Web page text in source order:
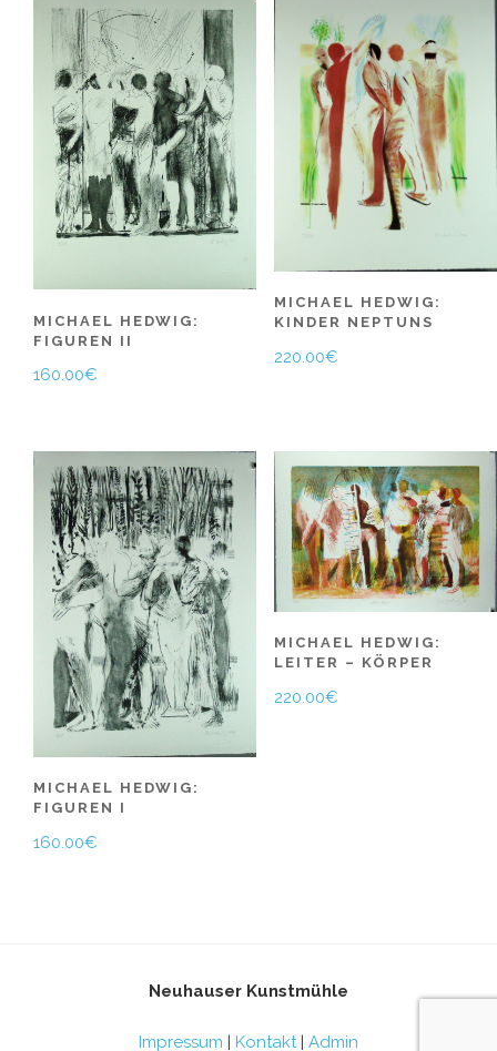
MICHAEL HEDWIG:
FIGUREN II
160.00€
MICHAEL HEDWIG:
KINDER NEPTUNS
220.00€
MICHAEL HEDWIG:
FIGUREN I
160.00€
MICHAEL HEDWIG:
LEITER – KÖRPER
220.00€
Neuhauser Kunstmühle
Impressum | Kontakt| Admin